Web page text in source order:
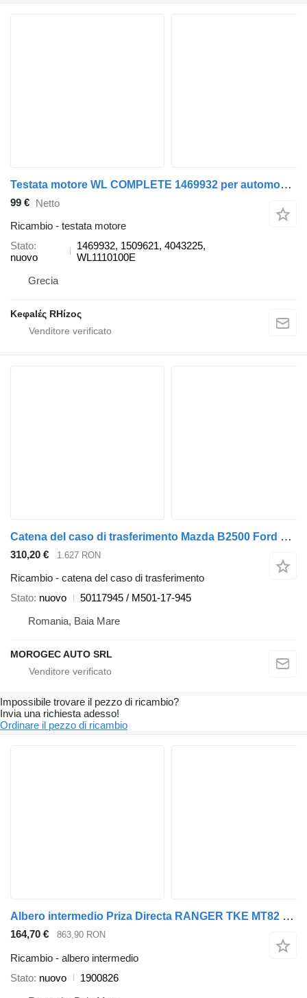
Testata motore WL COMPLETE 1469932 per automobile Ford RANGER
99 € Netto
Ricambio - testata motore
Stato
nuovo
1469932, 1509621, 4043225,
WL1110100E
Grecia
Keφalές RHίzoς
Catena del caso di trasferimento Mazda B2500 Ford Ranger M 50117945 per automobile Ford Ranger
310,20 € 1.627 RON
Ricambio - catena del caso di trasferimento
Stato nuovo
50117945 / M501-17-945
Romania, Baia Mare
MOROGEC AUTO SRL
Impossibile trovare il pezzo di ricambio?
Invia una richiesta adesso!
Ordinare il pezzo di ricambio
Albero intermedio Priza Directa RANGER TKE MT82 EB3R-7017-BA / 1900826 per automobile Ford Ranger
164,70 € 863,90 RON
Ricambio - albero intermedio
Stato nuovo
1900826